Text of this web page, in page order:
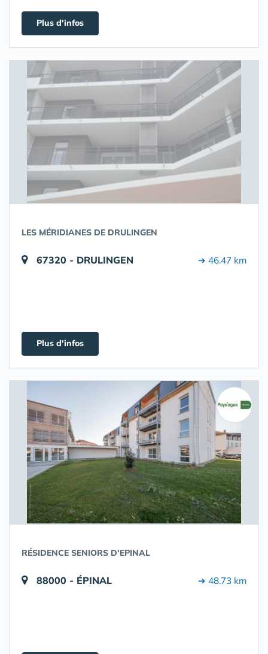
Plus d'infos
LES MÉRIDIANES DE DRULINGEN
67320 - DRULINGEN ➔ 46.47 km
Plus d'infos
RÉSIDENCE SENIORS D'EPINAL
88000 - ÉPINAL ➔ 48.73 km